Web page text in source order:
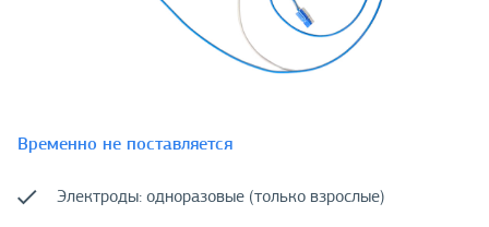
Временно не поставляется
Электроды: одноразовые (только взрослые)